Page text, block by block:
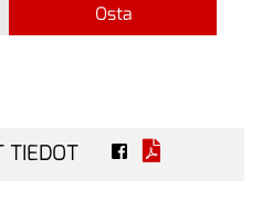
Osta
TIEDOT